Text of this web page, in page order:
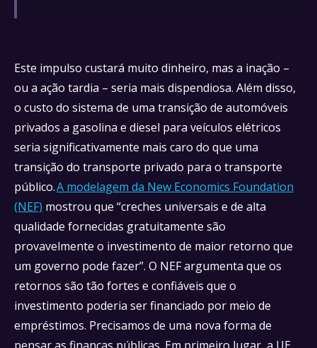
Este impulso custará muito dinheiro, mas a inação –
ou a ação tardia – seria mais dispendiosa. Além disso,
o custo do sistema de uma transição de automóveis
privados a gasolina e diesel para veículos elétricos
seria significativamente mais caro do que uma
transição do transporte privado para o transporte
público.A modelagem da New Economics Foundation
(NEF) mostrou que “creches universais e de alta
qualidade fornecidas gratuitamente são
provavelmente o investimento de maior retorno que
um governo pode fazer”. O NEF argumenta que os
retornos são tão fortes e confiáveis que o
investimento poderia ser financiado por meio de
empréstimos. Precisamos de uma nova forma de